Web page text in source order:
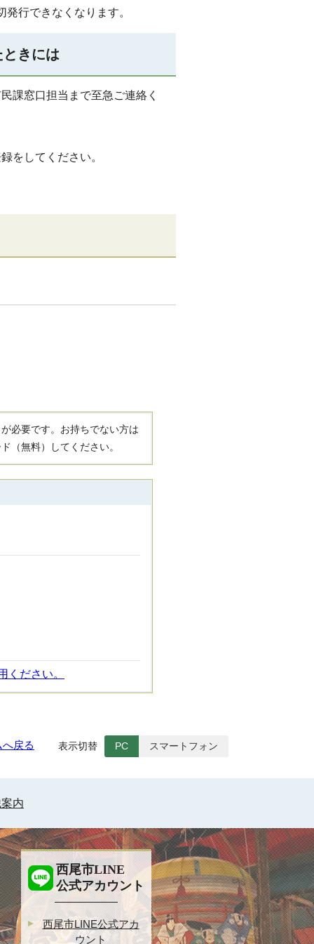
行できなくなります。
きには
課窓口担当まで至急ご連絡く
をしてください。
必要です。お持ちでない方は
（無料）してください。
ください。
戻る 表示切替 PC スマートフォン
内
西尾市LINE
公式アカウント
西尾市LINE公式アカ
ウント